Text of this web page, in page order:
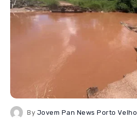
By Jovem Pan News Porto Velho